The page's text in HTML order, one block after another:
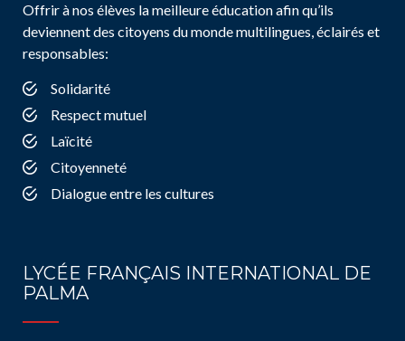
Offrir à nos élèves la meilleure éducation afin qu’ils
deviennent des citoyens du monde multilingues, éclairés et
responsables:
Solidarité
Respect mutuel
Laïcité
Citoyenneté
Dialogue entre les cultures
LYCÉE FRANÇAIS INTERNATIONAL DE
PALMA